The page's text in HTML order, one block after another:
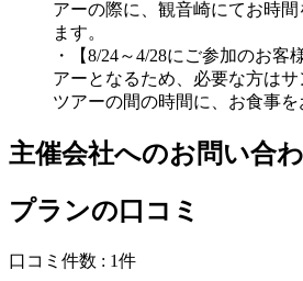
アーの際に、観音崎にてお時
ます。
・【8/24～4/28にご参加のお客
アーとなるため、必要な方は
ツアーの間の時間に、お食事を
主催会社へのお問い合
プランの口コミ
口コミ件数 : 1件